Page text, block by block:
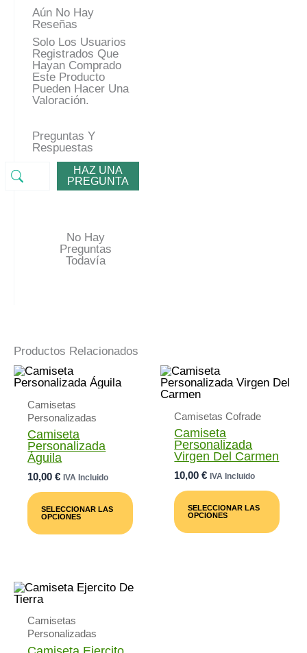
Aún No Hay
Reseñas
Solo Los Usuarios
Registrados Que
Hayan Comprado
Este Producto
Pueden Hacer Una
Valoración.
Preguntas Y
Respuestas
HAZ UNA
PREGUNTA
No Hay
Preguntas
Todavía
Productos Relacionados
Camisetas
Personalizadas
Camiseta
Personalizada
Águila
10,00€ IVA Incluido
SELECCIONAR LAS
OPCIONES
Producto
Múltiples
Pueden
Camisetas Cofrade
Camiseta
Personalizada
Virgen Del Carmen
10,00€ IVA Incluido
SELECCIONAR LAS
OPCIONES
Camisetas
Personalizadas